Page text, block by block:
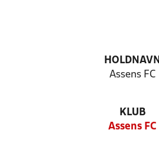
HOLDNAVN
Assens FC
KLUB
Assens FC